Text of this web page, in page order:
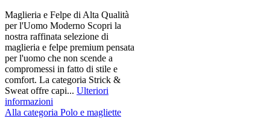
Maglieria e Felpe di Alta Qualità
per l'Uomo Moderno Scopri la
nostra raffinata selezione di
maglieria e felpe premium pensata
per l'uomo che non scende a
compromessi in fatto di stile e
comfort. La categoria Strick &
Sweat offre capi... Ulteriori
informazioni
Alla categoria Polo e magliette